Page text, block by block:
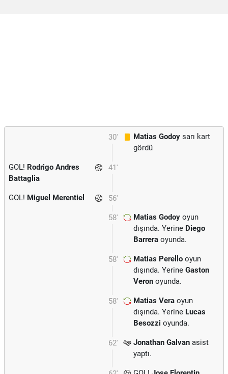
30' Matias Godoy sarı kart
gördü
41'
GOL! Rodrigo Andres
Battaglia
56'
GOL! Miguel Merentiel
58' Matias Godoy oyun
dışında. Yerine Diego
Barrera oyunda.
58' Matias Perello oyun
dışında. Yerine Gaston
Veron oyunda.
58' Matias Vera oyun
dışında. Yerine Lucas
Besozzi oyunda.
62' Jonathan Galvan asist
yaptı.